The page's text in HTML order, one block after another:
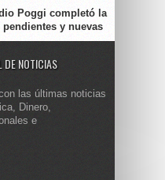
Poggi completó la
y nuevas
DE NOTICIAS
las últimas noticias
Dinero,
e